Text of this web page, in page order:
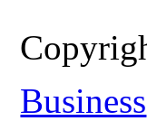
Business